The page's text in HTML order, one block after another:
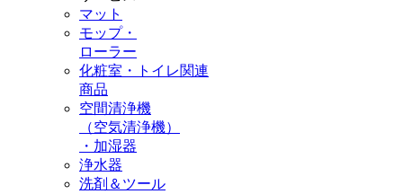
マット
モップ・
ローラー
化粧室・トイレ関連
商品
空間清浄機
（空気清浄機）
・加湿器
浄水器
洗剤＆ツール